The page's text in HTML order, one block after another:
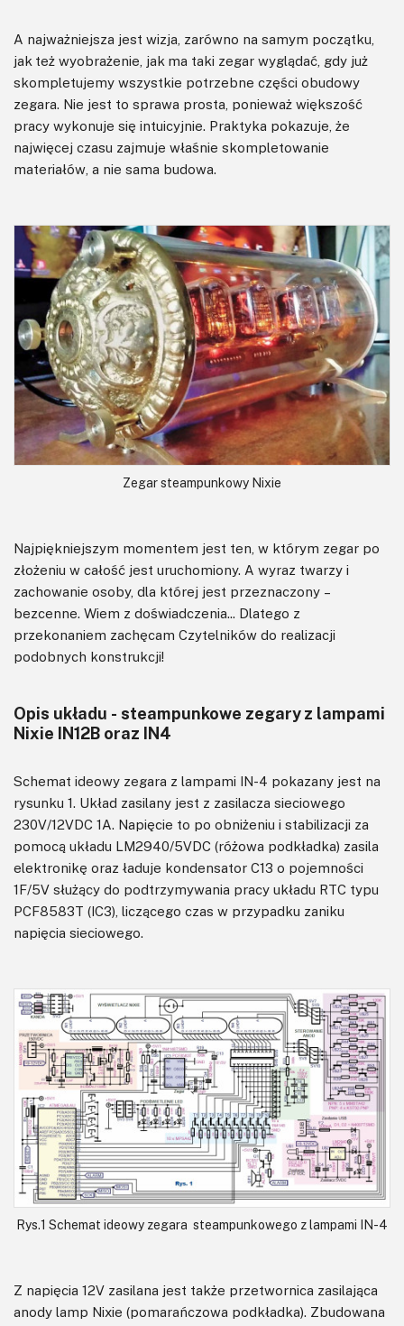
A najważniejsza jest wizja, zarówno na samym początku,
jak też wyobrażenie, jak ma taki zegar wyglądać, gdy już
skompletujemy wszystkie potrzebne części obudowy
zegara. Nie jest to sprawa prosta, ponieważ większość
pracy wykonuje się intuicyjnie. Praktyka pokazuje, że
najwięcej czasu zajmuje właśnie skompletowanie
materiałów, a nie sama budowa.
Zegar steampunkowy Nixie
Najpiękniejszym momentem jest ten, w którym zegar po
złożeniu w całość jest uruchomiony. A wyraz twarzy i
zachowanie osoby, dla której jest przeznaczony –
bezcenne. Wiem z doświadczenia... Dlatego z
przekonaniem zachęcam Czytelników do realizacji
podobnych konstrukcji!
Opis układu - steampunkowe zegary z lampami
Nixie IN12B oraz IN4
Schemat ideowy zegara z lampami IN-4 pokazany jest na
rysunku 1. Układ zasilany jest z zasilacza sieciowego
230V/12VDC 1A. Napięcie to po obniżeniu i stabilizacji za
pomocą układu LM2940/5VDC (różowa podkładka) zasila
elektronikę oraz ładuje kondensator C13 o pojemności
1F/5V służący do podtrzymywania pracy układu RTC typu
PCF8583T (IC3), liczącego czas w przypadku zaniku
napięcia sieciowego.
Rys.1 Schemat ideowy zegara steampunkowego z lampami IN-4
Z napięcia 12V zasilana jest także przetwornica zasilająca
anody lamp Nixie (pomarańczowa podkładka). Zbudowana